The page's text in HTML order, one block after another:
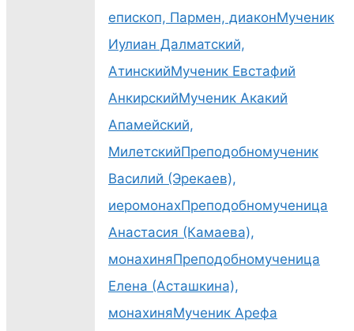
епископ, Пармен, диаконМученик
Иулиан Далматский,
АтинскийМученик Евстафий
АнкирскийМученик Акакий
Апамейский,
МилетскийПреподобномученик
Василий (Эрекаев),
иеромонахПреподобномученица
Анастасия (Камаева),
монахиняПреподобномученица
Елена (Асташкина),
монахиняМученик Арефа